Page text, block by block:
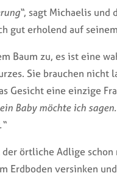
, sagt Michaelis und
gut erholend auf
Baum zu, es ist eine
Sie brauchen
Gesicht eine einzige
Baby möchte ich
örtliche Adlige
Erdboden versinken